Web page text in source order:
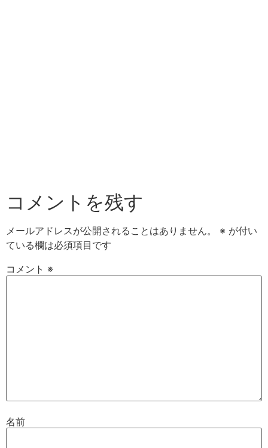
コメントを残す
メールアドレスが公開されることはありません。 ※ が付い
ている欄は必須項目です
コメント ※
名前